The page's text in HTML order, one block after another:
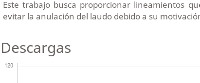
Este trabajo busca proporcionar lineamientos
evitar la anulación del laudo debido a su
Descargas